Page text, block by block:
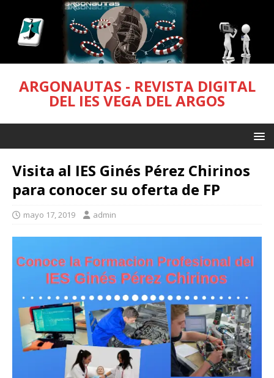
ARGONAUTAS - REVISTA DIGITAL
DEL IES VEGA DEL ARGOS
Visita al IES Ginés Pérez Chirinos
para conocer su oferta de FP
mayo 17, 2019 admin